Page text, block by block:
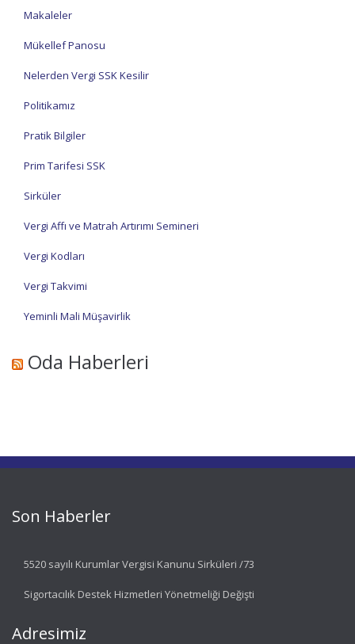
Makaleler
Mükellef Panosu
Nelerden Vergi SSK Kesilir
Politikamız
Pratik Bilgiler
Prim Tarifesi SSK
Sirküler
Vergi Affı ve Matrah Artırımı Semineri
Vergi Kodları
Vergi Takvimi
Yeminli Mali Müşavirlik
Oda Haberleri
Son Haberler
5520 sayılı Kurumlar Vergisi Kanunu Sirküleri /73
Sigortacılık Destek Hizmetleri Yönetmeliği Değişti
Adresimiz